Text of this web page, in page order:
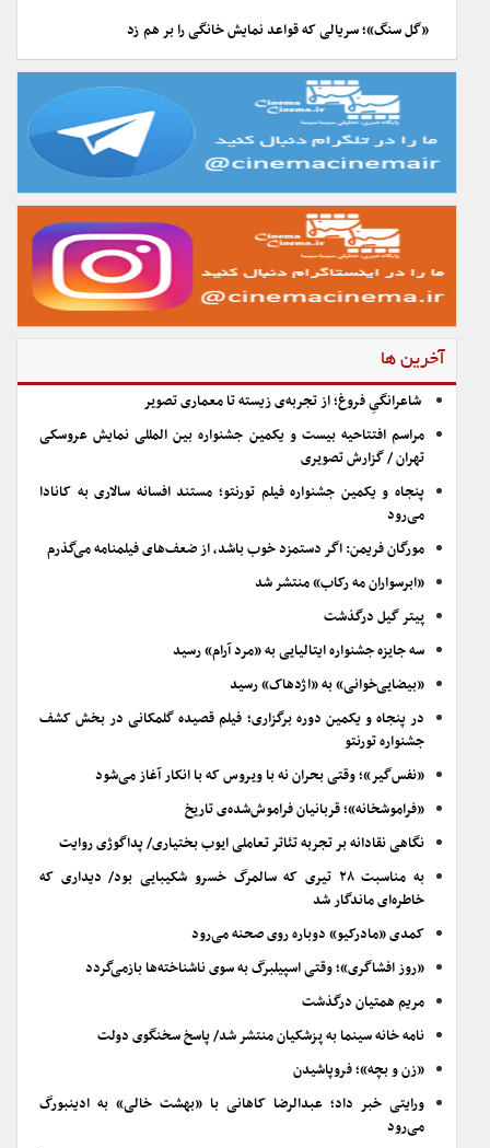
«گل سنگ»؛ سریالی که قواعد نمایش خانگی را بر هم زد
آخرین ها
شاعرانگیِ فروغ؛ از تجربه‌ی زیسته تا معماری تصویر
مراسم افتتاحیه بیست و یکمین جشنواره بین المللی نمایش عروسکی
تهران / گزارش تصویری
پنجاه و یکمین جشنواره فیلم تورنتو؛ مستند افسانه سالاری به کانادا
می‌رود
مورگان فریمن: اگر دستمزد خوب باشد، از ضعف‌های فیلمنامه می‌گذرم
«ابرسواران مه رکاب» منتشر شد
پیتر گیل درگذشت
سه جایزه جشنواره ایتالیایی به «مرد آرام» رسید
«بیضایی‌خوانی» به «اژدهاک» رسید
در پنجاه و یکمین دوره برگزاری؛ فیلم قصیده گلمکانی در بخش کشف
جشنواره تورنتو
«نفس‌گیر»؛ وقتی بحران نه با ویروس که با انکار آغاز می‌شود
«فراموشخانه»؛ قربانیان فراموش‌شده‌ی تاریخ
نگاهی نقادانه بر تجربه تئاتر تعاملی ایوب بختیاری/ پداگوژی روایت
به مناسبت ۲۸ تیری که سالمرگ خسرو شکیبایی بود/ دیداری که
خاطره‌ای ماندگار شد
کمدی «مادرکیو» دوباره روی صحنه می‌رود
«روز افشاگری»؛ وقتی اسپیلبرگ به سوی ناشناخته‌ها بازمی‌گردد
مریم همتیان درگذشت
نامه خانه سینما به پزشکیان منتشر شد/ پاسخ سخنگوی دولت
«زن و بچه»؛ فروپاشیدن
ورایتی خبر داد؛ عبدالرضا کاهانی با «بهشت خالی» به ادینبورگ
می‌رود